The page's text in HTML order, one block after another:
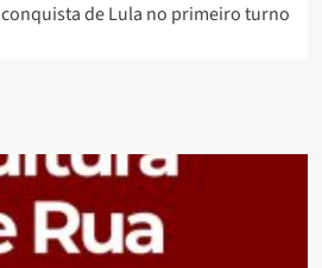
de Lula no primeiro turno